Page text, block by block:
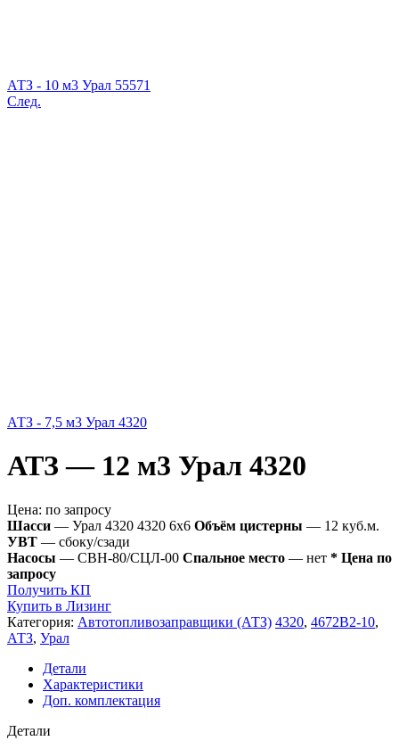
АТЗ - 10 м3 Урал 55571
След.
АТЗ - 7,5 м3 Урал 4320
АТЗ — 12 м3 Урал 4320
Цена: по запросу
Шасси — Урал 4320 4320 6х6 Объём цистерны — 12 куб.м.
УВТ — сбоку/сзади
Насосы — СВН-80/СЦЛ-00 Спальное место — нет * Цена по
запросу
Получить КП
Купить в Лизинг
Категория: Автотопливозаправщики (АТЗ) 4320, 4672В2-10,
АТЗ, Урал
Детали
Характеристики
Доп. комплектация
Детали